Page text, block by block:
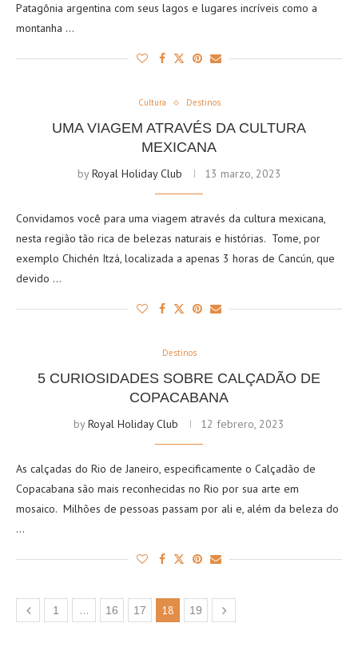
Patagônia argentina com seus lagos e lugares incríveis como a
montanha …
Cultura Destinos
UMA VIAGEM ATRAVÉS DA CULTURA
MEXICANA
byRoyal Holiday Club 13 marzo, 2023
Convidamos você para uma viagem através da cultura mexicana,
nesta região tão rica de belezas naturais e histórias. Tome, por
exemplo Chichén Itzá, localizada a apenas 3 horas de Cancún, que
devido …
Destinos
5 CURIOSIDADES SOBRE CALÇADÃO DE
COPACABANA
byRoyal Holiday Club 12 febrero, 2023
As calçadas do Rio de Janeiro, especificamente o Calçadão de
Copacabana são mais reconhecidas no Rio por sua arte em
mosaico. Milhões de pessoas passam por ali e, além da beleza do
…
1 … 16 17 18 19